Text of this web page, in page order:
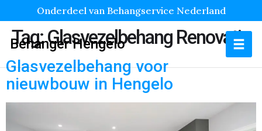
Onderdeel van Behangservice Nederland
Behanger Hengelo
Tag:Glasvezelbehang Renovatie
Glasvezelbehang voor
nieuwbouw in Hengelo